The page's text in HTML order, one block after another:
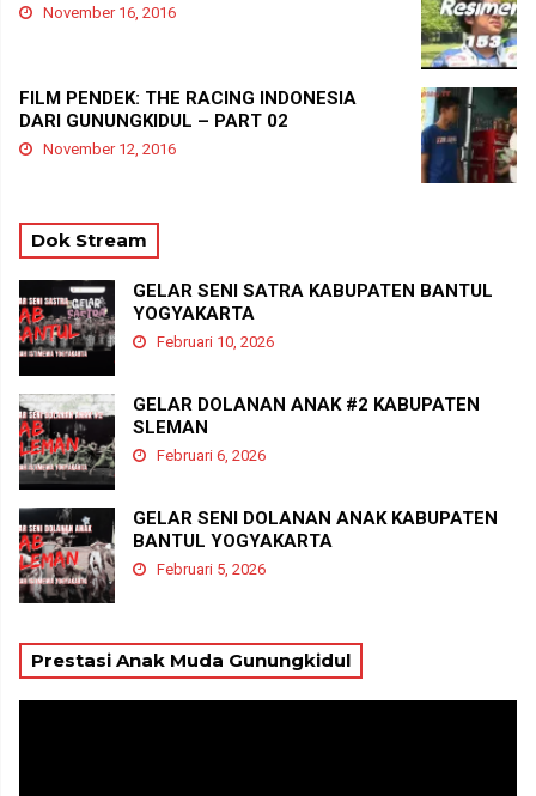
November 16, 2016
FILM PENDEK: THE RACING INDONESIA
DARI GUNUNGKIDUL – PART 02
November 12, 2016
Dok Stream
GELAR SENI SATRA KABUPATEN BANTUL
YOGYAKARTA
Februari 10, 2026
GELAR DOLANAN ANAK #2 KABUPATEN
SLEMAN
Februari 6, 2026
GELAR SENI DOLANAN ANAK KABUPATEN
BANTUL YOGYAKARTA
Februari 5, 2026
Prestasi Anak Muda Gunungkidul